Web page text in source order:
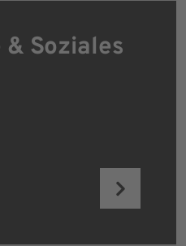
Soziales